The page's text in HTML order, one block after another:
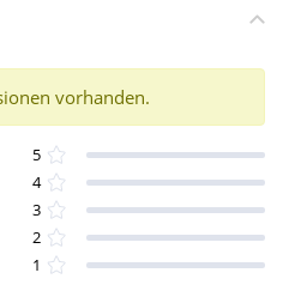
vorhanden.
5
4
3
2
1